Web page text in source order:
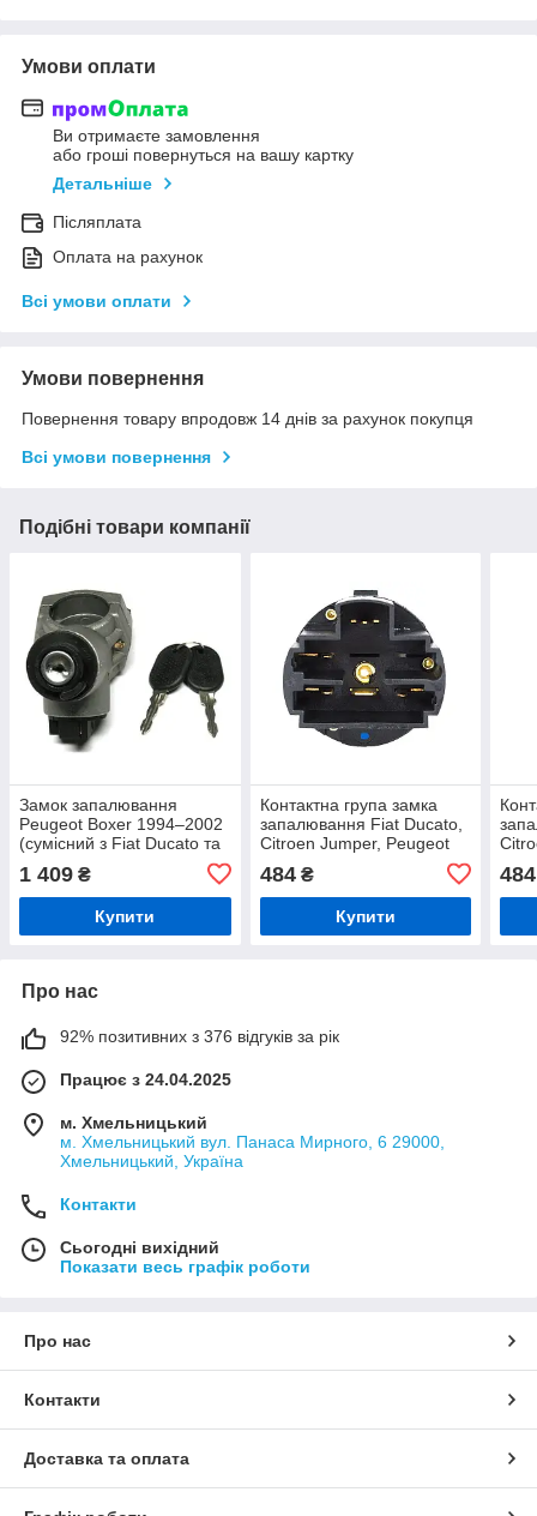
Умови оплати
Ви отримаєте замовлення
або гроші повернуться на вашу картку
Детальніше
Післяплата
Оплата на рахунок
Всі умови оплати
Умови повернення
Повернення товару впродовж 14 днів за рахунок покупця
Всі умови повернення
Подібні товари компанії
Замок запалювання
Peugeot Boxer 1994–2002
(сумісний з Fiat Ducato та
1 409 ₴
Купити
Контактна група замка
запалювання Fiat Ducato,
Citroen Jumper, Peugeot
484₴
Купити
484
Про нас
92% позитивних з 376 відгуків за рік
Працює з 24.04.2025
м. Хмельницький
м. Хмельницький вул. Панаса Мирного, 6 29000,
Хмельницький, Україна
Контакти
Сьогодні вихідний
Показати весь графік роботи
Про нас
Контакти
Доставка та оплата